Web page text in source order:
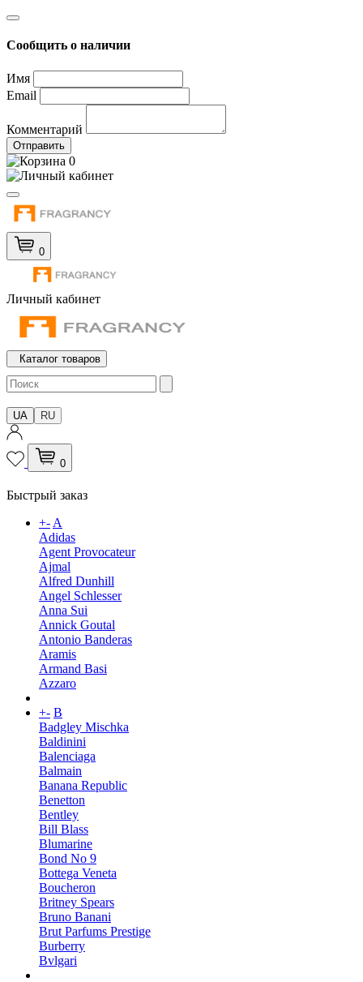
Сообщить о наличии
Имя
Email
Комментарий
Отправить
0
0
Личный кабинет
Каталог товаров
UA RU
0
Быстрый заказ
+-A
Adidas
Agent Provocateur
Ajmal
Alfred Dunhill
Angel Schlesser
Anna Sui
Annick Goutal
Antonio Banderas
Aramis
Armand Basi
Azzaro
+- B
Badgley Mischka
Baldinini
Balenciaga
Balmain
Banana Republic
Benetton
Bentley
Bill Blass
Blumarine
Bond No 9
Bottega Veneta
Boucheron
Britney Spears
Bruno Banani
Brut Parfums Prestige
Burberry
Bvlgari